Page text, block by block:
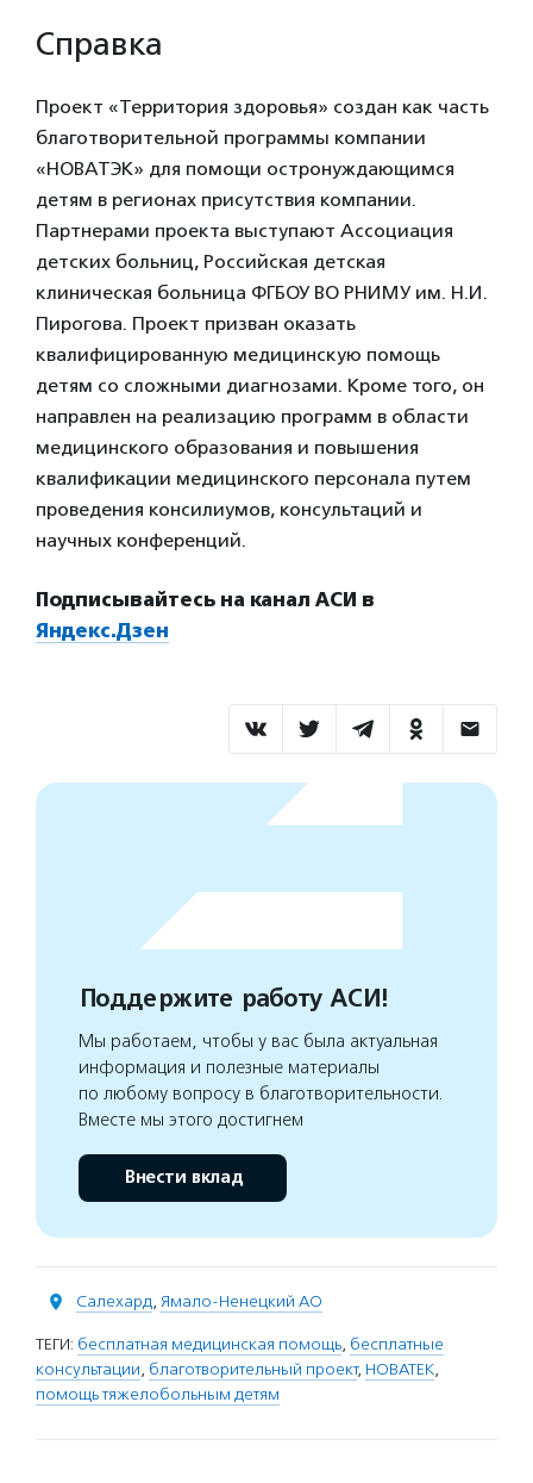
Справка
Проект «Территория здоровья» создан как часть
благотворительной программы компании
«НОВАТЭК» для помощи остронуждающимся
детям в регионах присутствия компании.
Партнерами проекта выступают Ассоциация
детских больниц, Российская детская
клиническая больница ФГБОУ ВО РНИМУ им. Н.И.
Пирогова. Проект призван оказать
квалифицированную медицинскую помощь
детям со сложными диагнозами. Кроме того, он
направлен на реализацию программ в области
медицинского образования и повышения
квалификации медицинского персонала путем
проведения консилиумов, консультаций и
научных конференций.
Подписывайтесь на канал АСИ в
Яндекс.Дзен
Поддержите работу АСИ!
Мы работаем, чтобы у вас была актуальная
информация и полезные материалы
по любому вопросу в благотворительности.
Вместе мы этого достигнем
Внести вклад
Салехард, Ямало-Ненецкий АО
ТЕГИ: бесплатная медицинская помощь, бесплатные
консультации, благотворительный проект, НОВАТЕК,
помощь тяжелобольным детям